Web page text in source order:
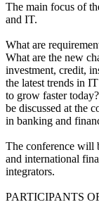
The main focus of
and IT.
What are
What are the new
investment, credit,
the latest trends in
to grow faster
be discussed at the
in banking and
The conference will
and international
integrators.
PARTICIPANTS